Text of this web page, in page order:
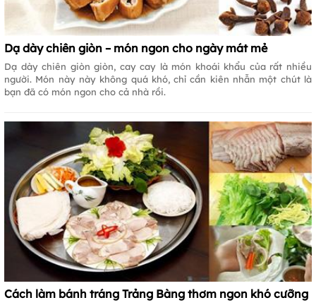
Dạ dày chiên giòn – món ngon cho ngày mát mẻ
Dạ dày chiên giòn giòn, cay cay là món khoái khẩu của rất nhiều
người. Món này này không quá khó, chỉ cần kiên nhẫn một chút là
bạn đã có món ngon cho cả nhà rồi.
Cách làm bánh tráng Trảng Bàng thơm ngon khó cưỡng